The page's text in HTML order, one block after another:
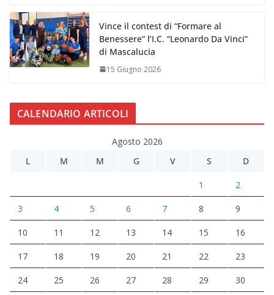
Vince il contest di “Formare al
Benessere” l’I.C. “Leonardo Da Vinci”
di Mascalucia
15 Giugno 2026
CALENDARIO ARTICOLI
Agosto 2026
L
M M G V S D
1 2
3 4 5 6 7 8 9
10 11 12 13 14 15 16
17 18 19 20 21 22 23
24 25 26 27 28 29 30